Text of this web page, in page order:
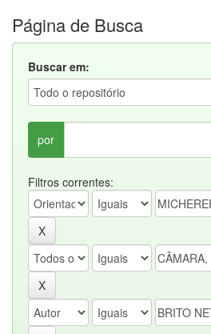
Página de Busca
Buscar em:
por
Filtros correntes: